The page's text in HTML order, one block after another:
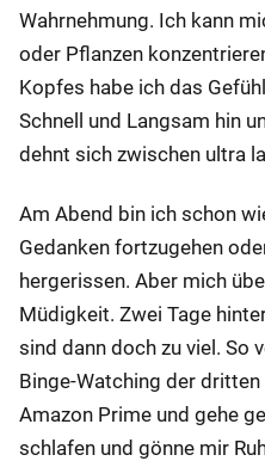
Wahrnehmung. Ich kann
oder Pflanzen
Kopfes habe ich das
Schnell und Langsam hin
dehnt sich zwischen ultra
Am Abend bin ich schon
Gedanken fortzugehen
hergerissen. Aber mich
Müdigkeit. Zwei Tage
sind dann doch zu viel. So
Binge-Watching der
Amazon Prime und gehe
schlafen und gönne mir